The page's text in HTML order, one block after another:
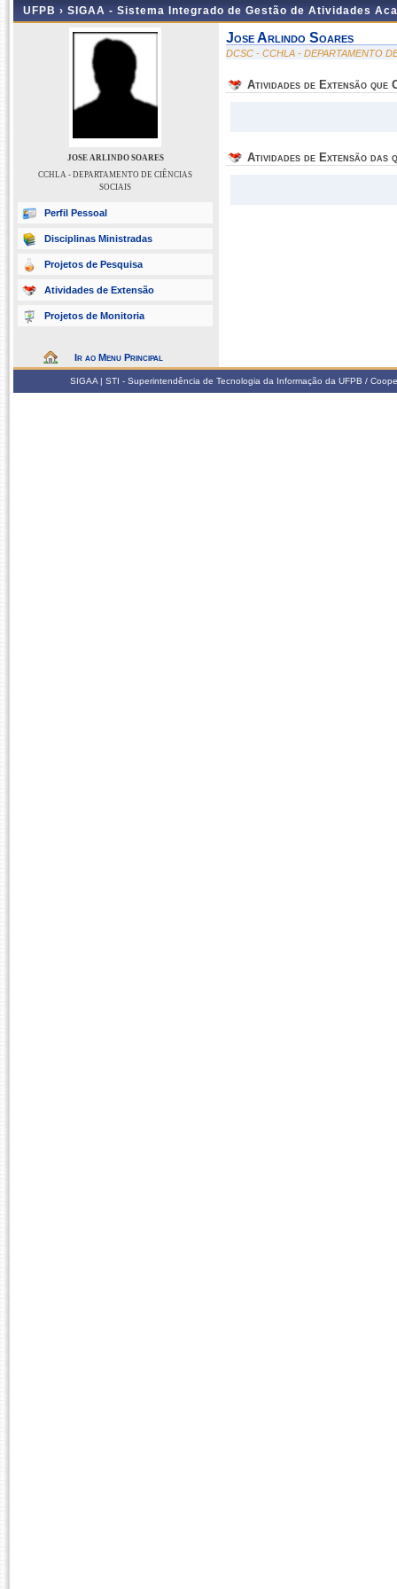
UFPB › SIGAA - Sistema Integrado de Gestão de Atividades
JOSE ARLINDO SOARES
CCHLA - DEPARTAMENTO DE CIÊNCIAS
SOCIAIS
Perfil Pessoal
Disciplinas Ministradas
Projetos de Pesquisa
Atividades de Extensão
Projetos de Monitoria
Ir ao Menu Principal
Jose Arlindo Soares
DCSC - CCHLA - DEPARTAMENTO
Atividades de Extensão que
Atividades de Extensão das
SIGAA | STI - Superintendência de Tecnologia da Informação da UFPB /